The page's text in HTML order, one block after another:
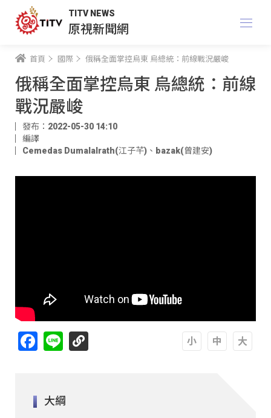
TITV NEWS
原視新聞網
首頁 國際 俄稱全面掌控烏東 烏總統：前線戰況嚴峻
俄稱全面掌控烏東 烏總統：前線
戰況嚴峻
發布：2022-05-30 14:10
編譯
Cemedas Dumalalrath(江子芊) 、 bazak(曾建安)
Facebook
Line
大綱